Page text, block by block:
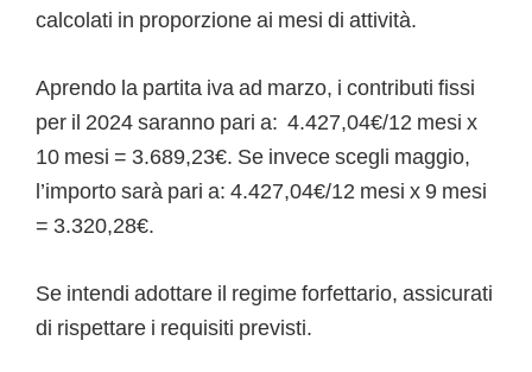
calcolati in proporzione ai mesi di attività.
Aprendo la partita iva ad marzo, i contributi fissi
per il 2024 saranno pari a: 4.427,04€/12 mesi x
10 mesi = 3.689,23€. Se invece scegli maggio,
l’importo sarà pari a: 4.427,04€/12 mesi x 9 mesi
= 3.320,28€.
Se intendi adottare il regime forfettario, assicurati
di rispettare i requisiti previsti.